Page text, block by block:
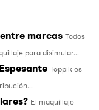
marcas Todos
para disimular...
Toppik es
El maquillaje